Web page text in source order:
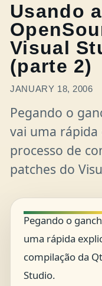
Usando
Visual
(parte 2)
JANUARY 18, 2006
Pegando o
vai uma rápida
processo de
patches do
Pegando o
uma rápida
compilação da
Studio.